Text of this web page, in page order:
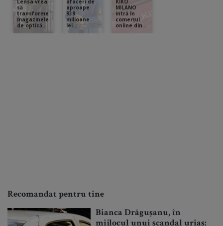
Recomandat pentru tine
Bianca Drăgușanu, în
mijlocul unui scandal uriaș: